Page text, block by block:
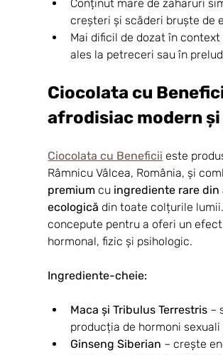
Conținut mare de zaharuri
creșteri și scăderi bruște de
Mai dificil de dozat în
ales la petreceri sau în
Ciocolata cu
afrodisiac modern
Ciocolata cu Beneficii este
Râmnicu Vâlcea, România, și
premium cu ingrediente rare
ecologică din toate colțurile
concepute pentru a oferi un
hormonal, fizic și psihologic.
Ingrediente-cheie:
Maca și Tribulus Terrestris –
producția de hormoni sexuali
Ginseng Siberian – crește